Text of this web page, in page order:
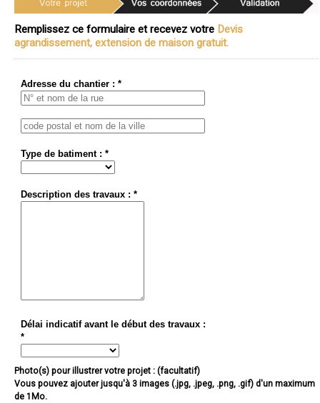
Remplissez ce formulaire et recevez votre Devis
agrandissement, extension de maison gratuit.
Adresse du chantier : *
Type de batiment : *
Description des travaux : *
Délai indicatif avant le début des travaux :
*
Photo(s) pour illustrer votre projet : (facultatif)
Vous pouvez ajouter jusqu'à 3 images (.jpg, .jpeg, .png, .gif) d'un maximum
de 1Mo.